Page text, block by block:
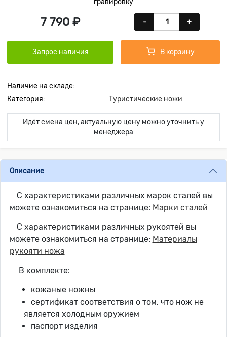
7 790 ₽ - +
Запрос наличия В корзину
Наличие на складе:
Категория:
Туристические ножи
Идёт смена цен, актуальную цену можно уточнить у
менеджера
Описание
С характеристиками различных марок сталей вы
можете ознакомиться на странице: Марки сталей
С характеристиками различных рукоятей вы
можете ознакомиться на странице: Материалы
рукояти ножа
В комплекте:
кожаные ножны
сертификат соответствия о том, что нож не
является холодным оружием
паспорт изделия